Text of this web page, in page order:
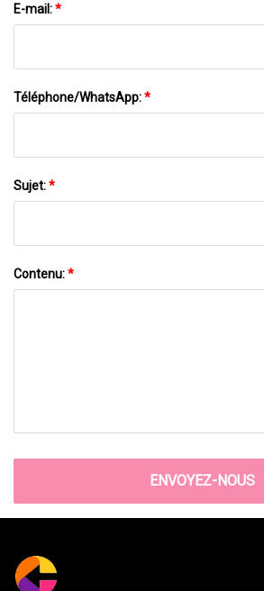
E-mail:*
Téléphone/WhatsApp:*
Sujet:*
Contenu:*
ENVOYEZ-NOUS